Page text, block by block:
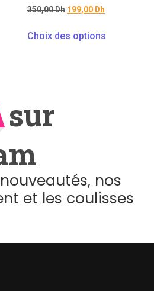
350,00Dh 199,00 Dh
Choix des options
sur
nos
et les coulisses